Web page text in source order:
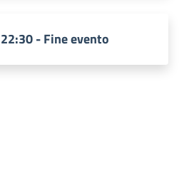
22:30 - Fine evento